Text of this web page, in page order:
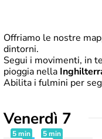
Offriamo le nostre
dintorni.
Segui i movimenti, in
pioggia nella
Abilita i fulmini per
Venerdì 7
5 min 5 min